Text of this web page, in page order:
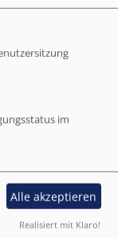
im
Alle akzeptieren
Realisiert mit Klaro!